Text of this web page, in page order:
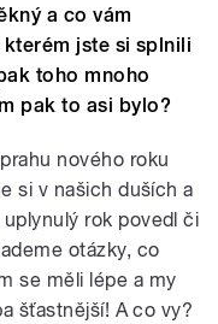
a co vám
jste si splnili
toho mnoho
pak to asi bylo?
nového roku
si v našich duších a
rok povedl či
otázky, co
se měli lépe a my
šťastnější! A co vy?